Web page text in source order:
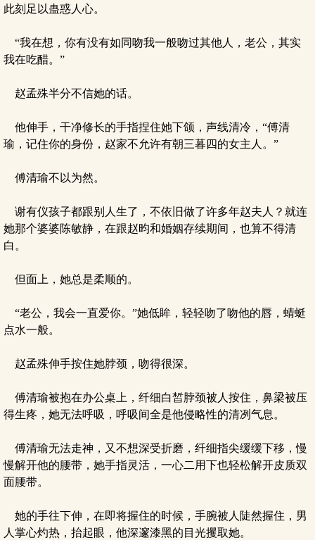
此刻足以蛊惑人心。
“我在想，你有没有如同吻我一般吻过其他人，老公，其实
我在吃醋。”
赵孟殊半分不信她的话。
他伸手，干净修长的手指捏住她下颌，声线清冷，“傅清
瑜，记住你的身份，赵家不允许有朝三暮四的女主人。”
傅清瑜不以为然。
谢有仪孩子都跟别人生了，不依旧做了许多年赵夫人？就连
她那个婆婆陈敏静，在跟赵昀和婚姻存续期间，也算不得清
白。
但面上，她总是柔顺的。
“老公，我会一直爱你。”她低眸，轻轻吻了吻他的唇，蜻蜓
点水一般。
赵孟殊伸手按住她脖颈，吻得很深。
傅清瑜被抱在办公桌上，纤细白皙脖颈被人按住，鼻梁被压
得生疼，她无法呼吸，呼吸间全是他侵略性的清冽气息。
傅清瑜无法走神，又不想深受折磨，纤细指尖缓缓下移，慢
慢解开他的腰带，她手指灵活，一心二用下也轻松解开皮质双
面腰带。
她的手往下伸，在即将握住的时候，手腕被人陡然握住，男
人掌心灼热，抬起眼，他深邃漆黑的目光攫取她。